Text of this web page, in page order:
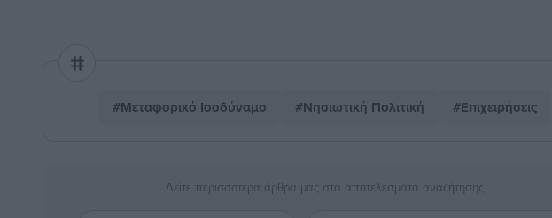
#Μεταφορικό Ισοδύναμο #Νησιωτική Πολιτική #Επιχειρήσεις
Δείτε περισσότερα άρθρα μας στα αποτελέσματα αναζήτησης